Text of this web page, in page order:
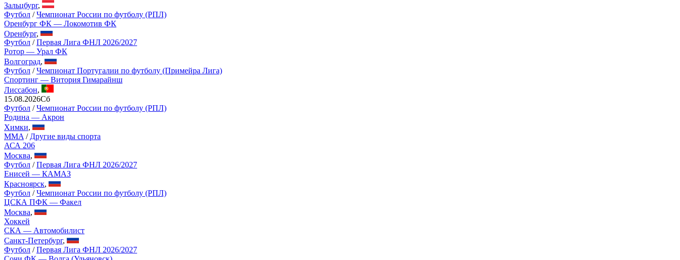
Зальцбург,
Футбол /Чемпионат России по футболу (РПЛ)
Оренбург ФК — Локомотив ФК
Оренбург,
Футбол /Первая Лига ФНЛ 2026/2027
Ротор — Урал ФК
Волгоград,
Футбол /Чемпионат Португалии по футболу (Примейра Лига)
Спортинг — Витория Гимарайнш
Лиссабон,
15.08.2026Сб
Футбол /Чемпионат России по футболу (РПЛ)
Родина — Акрон
Химки,
MMA / Другие виды спорта
АСА 206
Москва,
Футбол /Первая Лига ФНЛ 2026/2027
Енисей — КАМАЗ
Красноярск,
Футбол /Чемпионат России по футболу (РПЛ)
ЦСКА ПФК — Факел
Москва,
Хоккей
СКА — Автомобилист
Санкт-Петербург,
Футбол /Первая Лига ФНЛ 2026/2027